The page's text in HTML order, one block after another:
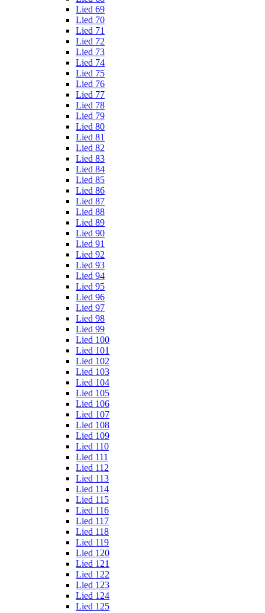
Lied 69
Lied 70
Lied 71
Lied 72
Lied 73
Lied 74
Lied 75
Lied 76
Lied 77
Lied 78
Lied 79
Lied 80
Lied 81
Lied 82
Lied 83
Lied 84
Lied 85
Lied 86
Lied 87
Lied 88
Lied 89
Lied 90
Lied 91
Lied 92
Lied 93
Lied 94
Lied 95
Lied 96
Lied 97
Lied 98
Lied 99
Lied 100
Lied 101
Lied 102
Lied 103
Lied 104
Lied 105
Lied 106
Lied 107
Lied 108
Lied 109
Lied 110
Lied 111
Lied 112
Lied 113
Lied 114
Lied 115
Lied 116
Lied 117
Lied 118
Lied 119
Lied 120
Lied 121
Lied 122
Lied 123
Lied 124
Lied 125